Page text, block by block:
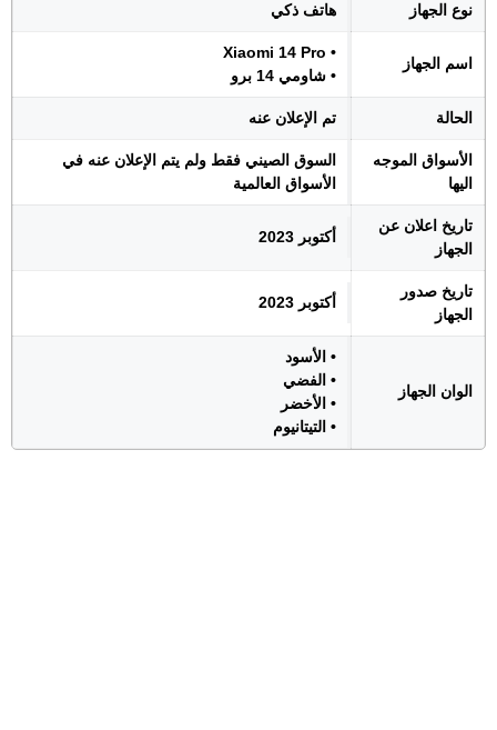
نوع الجهاز هاتف ذكي
اسم الجهاز
• Xiaomi 14 Pro
• شاومي 14 برو
الحالة تم الإعلان عنه
الأسواق الموجه
اليها
السوق الصيني فقط ولم يتم الإعلان عنه في
الأسواق العالمية
تاريخ اعلان عن
الجهاز
أكتوبر 2023
تاريخ صدور
الجهاز
أكتوبر 2023
الوان الجهاز
• الأسود
• الفضي
• الأخضر
• التيتانيوم